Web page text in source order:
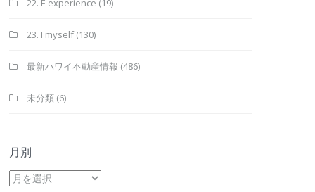
23. I myself(130)
最新ハワイ不動産情報 (486)
未分類 (6)
月別
月
別